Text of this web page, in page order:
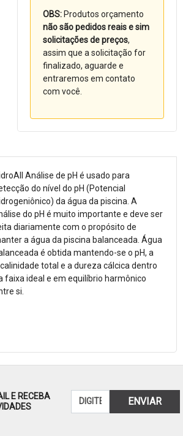
OBS: Produtos orçamento
não são pedidos reais e sim
solicitações de preços,
assim que a solicitação for
finalizado, aguarde e
entraremos em contato
com você.
Análise de pH é usado para
do nível do pH (Potencial
da água da piscina. A
do pH é muito importante e deve ser
diariamente com o propósito de
a água da piscina balanceada. Água
é obtida mantendo-se o pH, a
total e a dureza cálcica dentro
faixa ideal e em equilíbrio harmônico
si.
E RECEBA
ENVIAR